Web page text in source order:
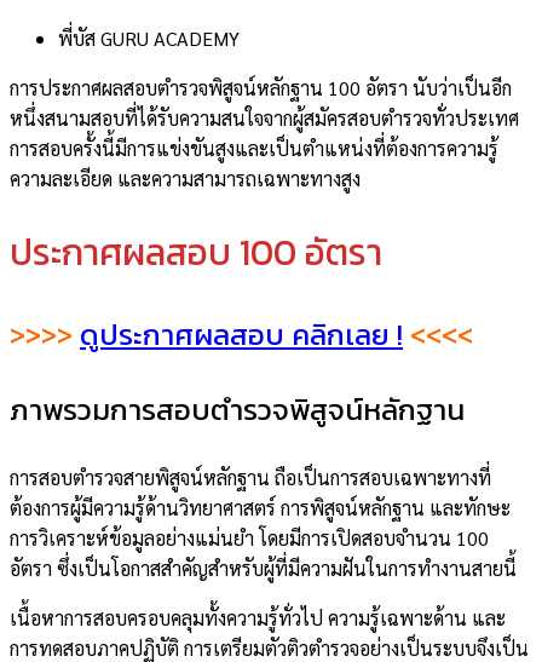
พี่บัส GURU ACADEMY
การประกาศผลสอบตำรวจพิสูจน์หลักฐาน 100 อัตรา นับว่าเป็นอีก
หนึ่งสนามสอบที่ได้รับความสนใจจากผู้สมัครสอบตำรวจทั่วประเทศ
การสอบครั้งนี้มีการแข่งขันสูงและเป็นตำแหน่งที่ต้องการความรู้
ความละเอียด และความสามารถเฉพาะทางสูง
ประกาศผลสอบ 100 อัตรา
>>>> ดูประกาศผลสอบ คลิกเลย ! <<<<
ภาพรวมการสอบตำรวจพิสูจน์หลักฐาน
การสอบตำรวจสายพิสูจน์หลักฐาน ถือเป็นการสอบเฉพาะทางที่
ต้องการผู้มีความรู้ด้านวิทยาศาสตร์ การพิสูจน์หลักฐาน และทักษะ
การวิเคราะห์ข้อมูลอย่างแม่นยำ โดยมีการเปิดสอบจำนวน 100
อัตรา ซึ่งเป็นโอกาสสำคัญสำหรับผู้ที่มีความฝันในการทำงานสายนี้
เนื้อหาการสอบครอบคลุมทั้งความรู้ทั่วไป ความรู้เฉพาะด้าน และ
การทดสอบภาคปฏิบัติ การเตรียมตัวติวตำรวจอย่างเป็นระบบจึงเป็น